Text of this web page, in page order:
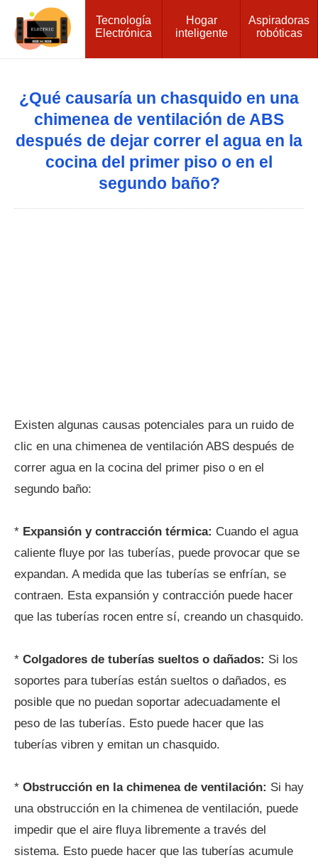
Tecnología
Electrónica
Hogar
inteligente
Aspiradoras
robóticas
¿Qué causaría un chasquido en una
chimenea de ventilación de ABS
después de dejar correr el agua en la
cocina del primer piso o en el
segundo baño?
Existen algunas causas potenciales para un ruido de
clic en una chimenea de ventilación ABS después de
correr agua en la cocina del primer piso o en el
segundo baño:
* Expansión y contracción térmica: Cuando el agua
caliente fluye por las tuberías, puede provocar que se
expandan. A medida que las tuberías se enfrían, se
contraen. Esta expansión y contracción puede hacer
que las tuberías rocen entre sí, creando un chasquido.
* Colgadores de tuberías sueltos o dañados: Si los
soportes para tuberías están sueltos o dañados, es
posible que no puedan soportar adecuadamente el
peso de las tuberías. Esto puede hacer que las
tuberías vibren y emitan un chasquido.
* Obstrucción en la chimenea de ventilación: Si hay
una obstrucción en la chimenea de ventilación, puede
impedir que el aire fluya libremente a través del
sistema. Esto puede hacer que las tuberías acumule